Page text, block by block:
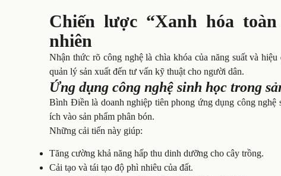
Chiến lược “Xanh hóa
nhiên
Nhận thức rõ công nghệ là chìa khóa của năng suất và
quản lý sản xuất đến tư vấn kỹ thuật cho người dân.
Ứng dụng công nghệ sinh học trong
Bình Điền là doanh nghiệp tiên phong ứng dụng công
ích vào sản phẩm phân bón.
Những cải tiến này giúp:
Tăng cường khả năng hấp thu dinh dưỡng cho cây trồng.
Cải tạo và tái tạo độ phì nhiêu của đất.